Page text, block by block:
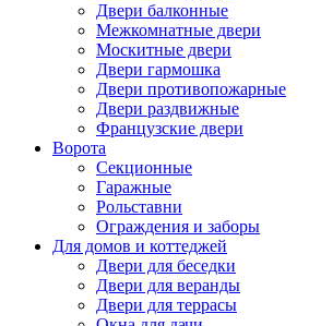
Двери балконные
Межкомнатные двери
Москитные двери
Двери гармошка
Двери противопожарные
Двери раздвижные
Французские двери
Ворота
Секционные
Гаражные
Рольставни
Ограждения и заборы
Для домов и коттеджей
Двери для беседки
Двери для веранды
Двери для террасы